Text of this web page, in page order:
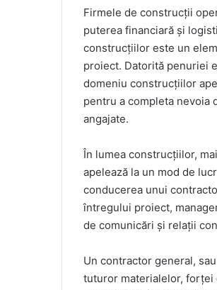
Firmele de construcții
puterea financiară și
construcțiilor este un
proiect. Datorită penuriei
domeniu construcțiilor
pentru a completa nevoia
angajate.
În lumea construcțiilor,
apelează la un mod de
conducerea unui
întregului proiect,
de comunicări și relații
Un contractor general,
tuturor materialelor, forței